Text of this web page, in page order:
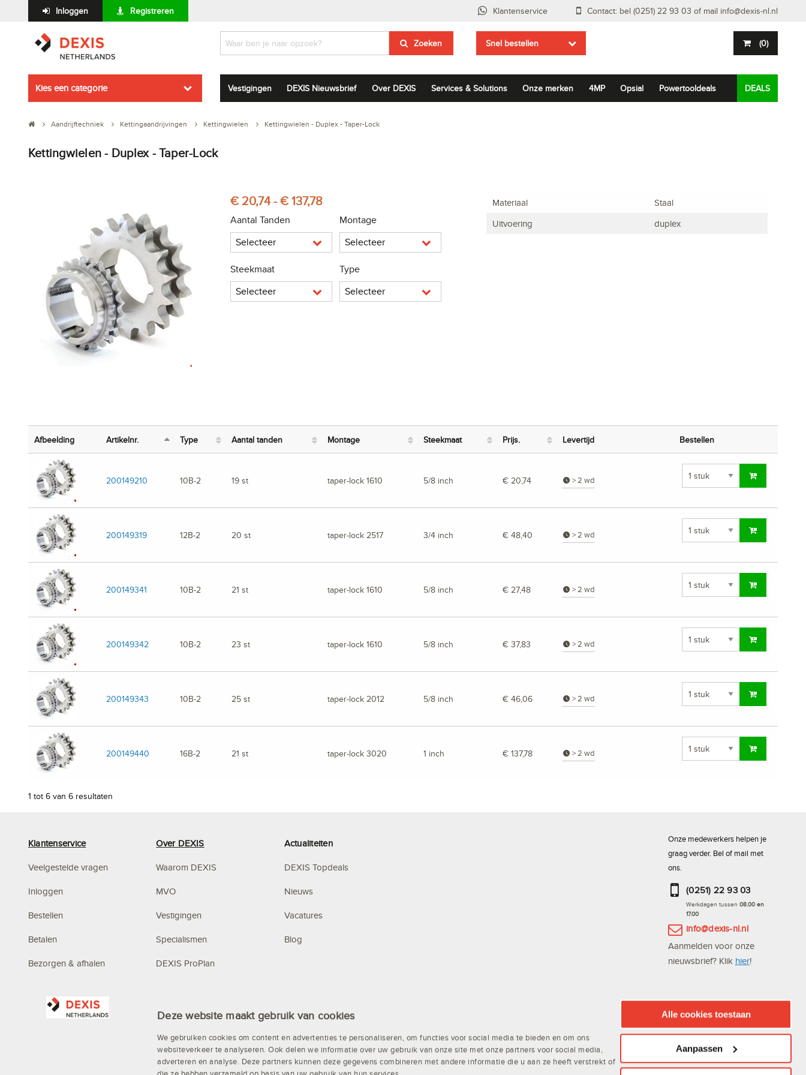
Deze website maakt gebruik van cookies
We gebruiken cookies om content en advertenties te personaliseren, om functies voor social media te bieden en om ons
websiteverkeer te analyseren. Ook delen we informatie over uw gebruik van onze site met onze partners voor social media,
adverteren en analyse. Deze partners kunnen deze gegevens combineren met andere informatie die u aan ze heeft verstrekt of
Alle cookies toestaan
Aanpassen
Inloggen Registreren Klantenservice Contact: bel (0251) 22 93 03 of mail info@dexis-nl.nl
Zoeken Snel bestellen (0)
Kies een categorie Vestigingen DEXIS Nieuwsbrief Over DEXIS Services & Solutions Onze merken 4MP Opsial Powertooldeals DEALS
Aandrijftechniek Kettingaandrijvingen Kettingwielen Kettingwielen - Duplex - Taper-Lock
Kettingwielen - Duplex - Taper-Lock
€ 20,74 - € 137,78
Aantal Tanden
Selecteer
Montage
Selecteer
Steekmaat
Selecteer
Type
Selecteer
Materiaal
Staal
Uitvoering
duplex
Afbeelding Artikelnr. Type Aantal tanden Montage Steekmaat Prijs. Levertijd Bestellen
200149210 10B-2 19 st taper-lock 1610 5/8 inch € 20,74 > 2 wd
200149319 12B-2 20 st taper-lock 2517 3/4 inch € 48,40 > 2 wd
200149341 10B-2 21 st taper-lock 1610 5/8 inch € 27,48 > 2 wd
200149342 10B-2 23 st taper-lock 1610 5/8 inch € 37,83 > 2 wd
200149343 10B-2 25 st taper-lock 2012 5/8 inch € 46,06 > 2 wd
200149440 16B-2 21 st taper-lock 3020 1 inch € 137,78 > 2 wd
1 tot 6 van 6 resultaten
Klantenservice
Veelgestelde vragen
Inloggen
Bestellen
Betalen
Bezorgen & afhalen
Algemene voorwaarden
Over DEXIS
Waarom DEXIS
MVO
Vestigingen
Specialismen
DEXIS ProPlan
Actualiteiten
DEXIS Topdeals
Nieuws
Vacatures
Blog
Onze medewerkers helpen je
graag verder. Bel of mail met
ons.
(0251) 22 93 03
Werkdagen tussen 08.00 en
17.00
info@dexis-nl.nl
Aanmelden voor onze
nieuwsbrief? Klik hier!
DEXIS Scan App